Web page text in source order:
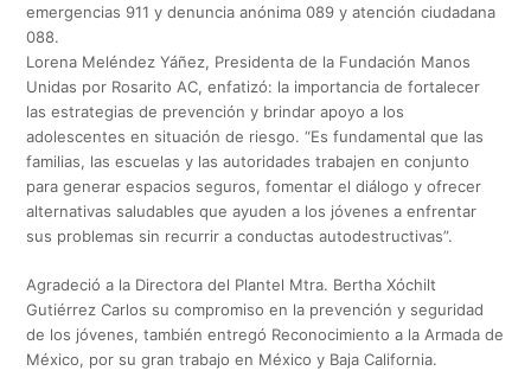
emergencias 911 y denuncia anónima 089 y atención ciudadana
088.
Lorena Meléndez Yáñez, Presidenta de la Fundación Manos
Unidas por Rosarito AC, enfatizó: la importancia de fortalecer
las estrategias de prevención y brindar apoyo a los
adolescentes en situación de riesgo. “Es fundamental que las
familias, las escuelas y las autoridades trabajen en conjunto
para generar espacios seguros, fomentar el diálogo y ofrecer
alternativas saludables que ayuden a los jóvenes a enfrentar
sus problemas sin recurrir a conductas autodestructivas”.
Agradeció a la Directora del Plantel Mtra. Bertha Xóchilt
Gutiérrez Carlos su compromiso en la prevención y seguridad
de los jóvenes, también entregó Reconocimiento a la Armada de
México, por su gran trabajo en México y Baja California.